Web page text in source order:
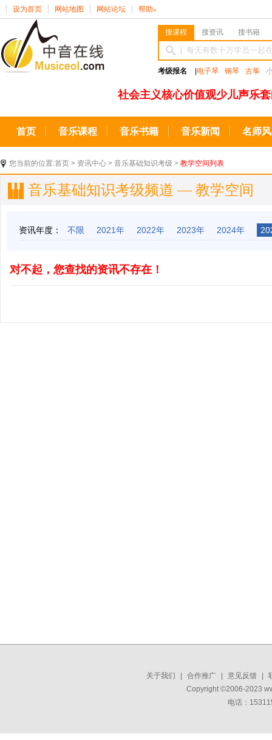
设为首页 网站地图 网站论坛 帮助 ∨
搜课程 搜资讯 搜书籍
考级报名 电子琴 钢琴 古筝
社会主义核心价值观少儿声乐
首页 音乐课程 音乐书籍 音乐新闻 名师
您当前的位置:首页 > 资讯中心 > 音乐基础知识考级 > 教学空间列表
音乐基础知识考级频道 — 教学空间
资讯年度： 不限 2021年 2022年 2023年 2024年
对不起，您查找的资讯不存在！
关于我们 合作推广 意见反馈
Copyright ©2006-2023
电话：